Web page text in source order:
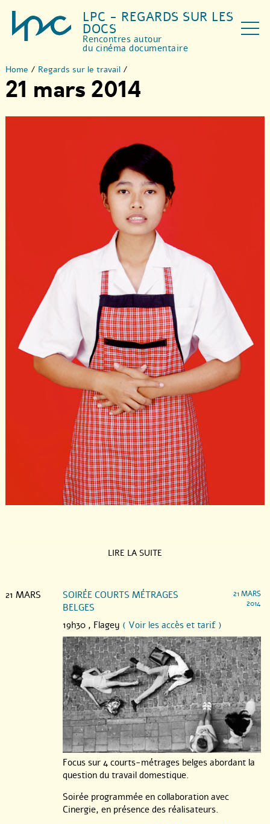
LPC - REGARDS SUR LES
DOCS
Rencontres autour
du cinéma documentaire
Home / Regards sur le travail /
21 mars 2014
LIRE LA SUITE
21 MARS
SOIRÉE COURTS MÉTRAGES
BELGES
21 MARS
2014
19h30 , Flagey ( Voir les accès et tarif )
Focus sur 4 courts-métrages belges abordant la
question du travail domestique.
Soirée programmée en collaboration avec
Cinergie, en présence des réalisateurs.